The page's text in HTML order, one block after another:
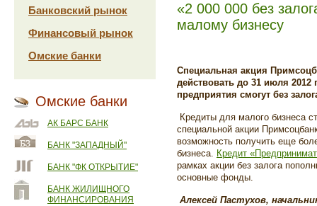
Банковский рынок
Финансовый рынок
Омские банки
Омские банки
АК БАРС БАНК
БАНК "ЗАПАДНЫЙ"
БАНК "ФК ОТКРЫТИЕ"
БАНК ЖИЛИЩНОГО
ФИНАНСИРОВАНИЯ
«2 000 000 без
малому бизнесу
Специальная акция
действовать до 31 июля 2012
предприятия смогут без
Кредиты для малого бизнеса
специальной акции
возможность получить еще
бизнеса. Кредит
рамках акции без залога
основные фонды.
Алексей Пастухов,